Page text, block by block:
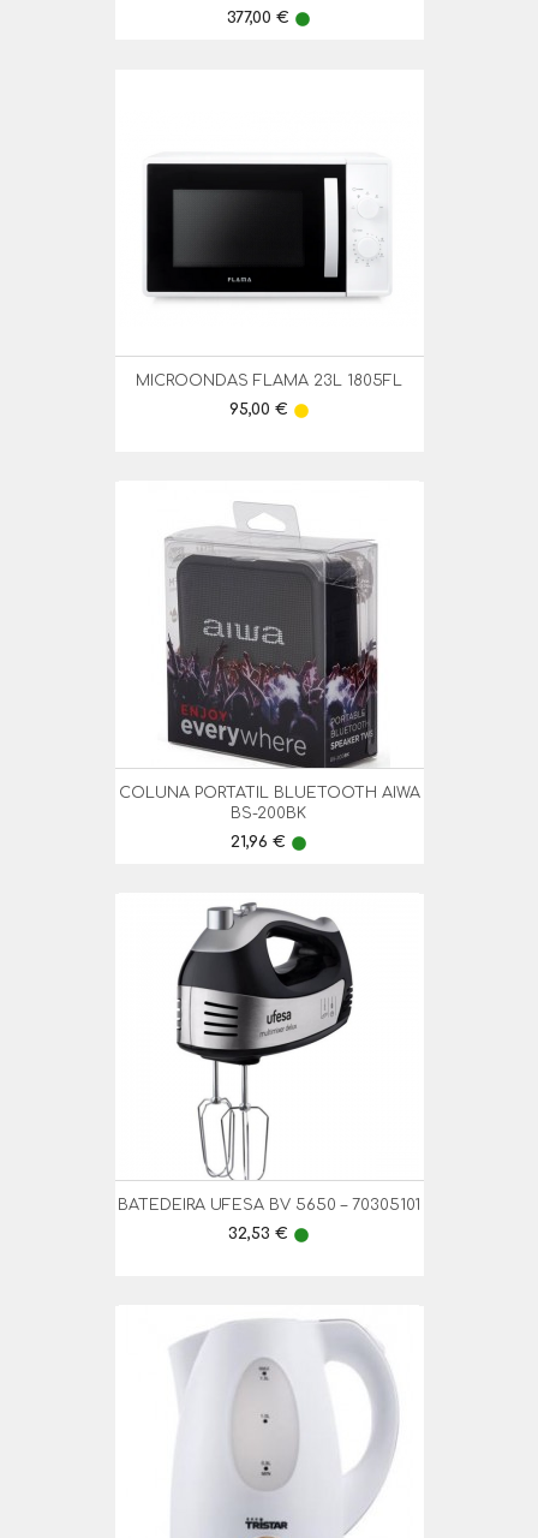
Preço
377,00 € lens
MICROONDAS FLAMA 23L 1805FL
Preço
95,00 € lens
COLUNA PORTATIL BLUETOOTH AIWA
BS-200BK
Preço
21,96 € lens
BATEDEIRA UFESA BV 5650 – 70305101
Preço
32,53 € lens